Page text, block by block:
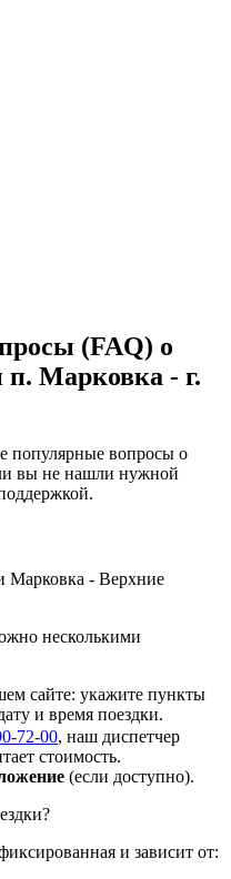
(FAQ) о
п. Марковка - г.
популярные вопросы о
вы не нашли нужной
Марковка - Верхние
несколькими
сайте: укажите пункты
и время поездки.
72-00, наш диспетчер
стоимость.
(если доступно).
и зависит от: